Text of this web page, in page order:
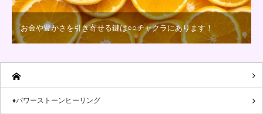
お金や豊かさを引き寄せる鍵は○○チャクラにあります！
♦パワーストーンヒーリング